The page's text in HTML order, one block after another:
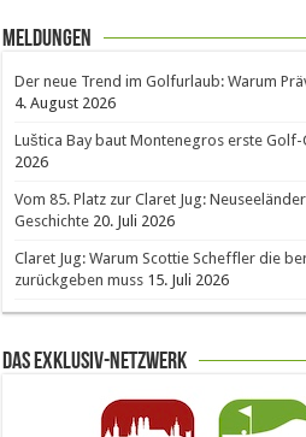
Meldungen
Der neue Trend im Golfurlaub: Warum
4. August 2026
Luštica Bay baut Montenegros erste
2026
Vom 85. Platz zur Claret Jug:
Geschichte 20. Juli 2026
Claret Jug: Warum Scottie Scheffler die
zurückgeben muss 15. Juli 2026
Das Exklusiv-Netzwerk